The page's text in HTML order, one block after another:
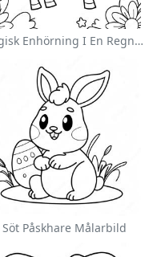
Magisk Enhörning I En Regnbåge Målarbild
Söt Påskhare Målarbild